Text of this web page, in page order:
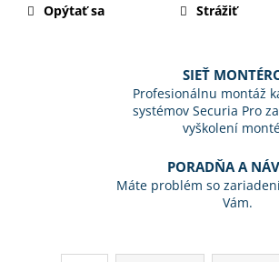
Opýtať sa Strážiť
SIEŤ
Profesionálnu montáž
systémov Securia Pro
vyškolení
PORADŇA A
Máte problém so
Vám.